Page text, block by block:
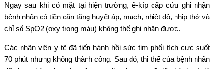
Ngay sau khi có mặt tại hiện trường, ê-kíp cấp cứu ghi nhận
bệnh nhân có tiền căn tăng huyết áp, mạch, nhiệt độ, nhịp thở và
chỉ số SpO2 (oxy trong máu) không thể ghi nhận được.
Các nhân viên y tế đã tiến hành hồi sức tim phổi tích cực suốt
70 phút nhưng không thành công. Sau đó, thi thể của bệnh nhân